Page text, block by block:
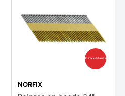
Prix coûtants
NORFIX